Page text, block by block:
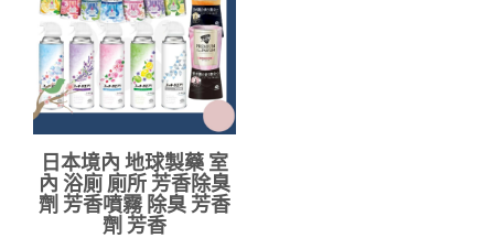
日本境內 地球製藥 室
內 浴廁 廁所 芳香除臭
劑 芳香噴霧 除臭 芳香
劑 芳香